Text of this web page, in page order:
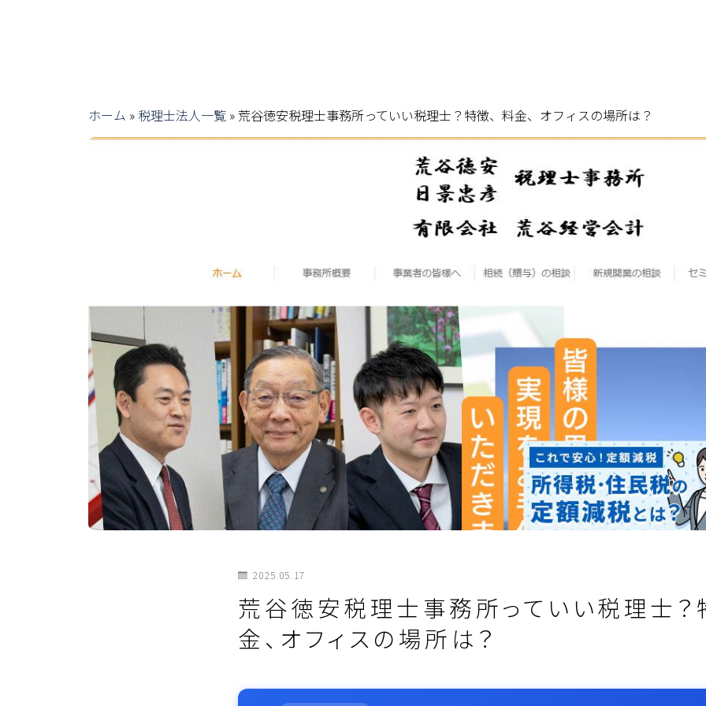
ホーム » 税理士法人一覧 » 荒谷徳安税理士事務所っていい税理士？特徴、料金、オフィスの場所は？
2025.05.17
荒谷徳安税理士事務所っていい税理士？
金、オフィスの場所は？